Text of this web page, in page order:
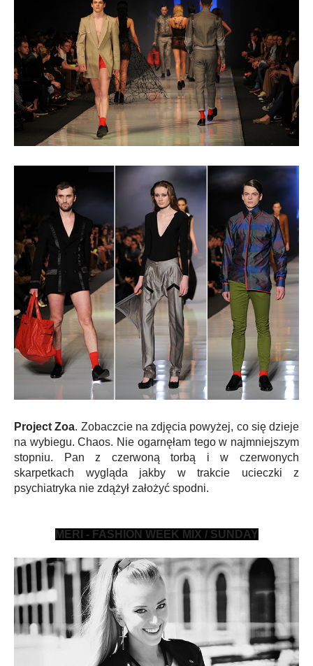
Project Zoa. Zobaczcie na zdjęcia powyżej, co się dzieje
na wybiegu. Chaos. Nie ogarnęłam tego w najmniejszym
stopniu. Pan z czerwoną torbą i w czerwonych
skarpetkach wygląda jakby w trakcie ucieczki z
psychiatryka nie zdążył założyć spodni.
MERI - FASHION WEEK MIX / SUNDAY